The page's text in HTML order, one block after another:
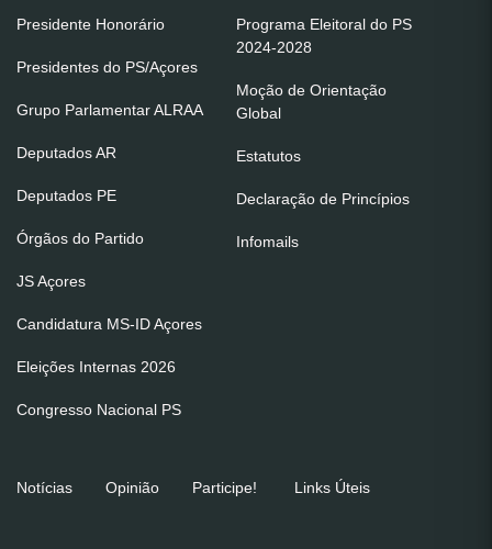
Presidente Honorário
Presidentes do PS/Açores
Grupo Parlamentar ALRAA
Deputados AR
Deputados PE
Órgãos do Partido
JS Açores
Candidatura MS-ID Açores
Eleições Internas 2026
Congresso Nacional PS
Programa Eleitoral do PS
2024-2028
Moção de Orientação
Global
Estatutos
Declaração de Princípios
Infomails
Notícias Opinião Participe! Links Úteis